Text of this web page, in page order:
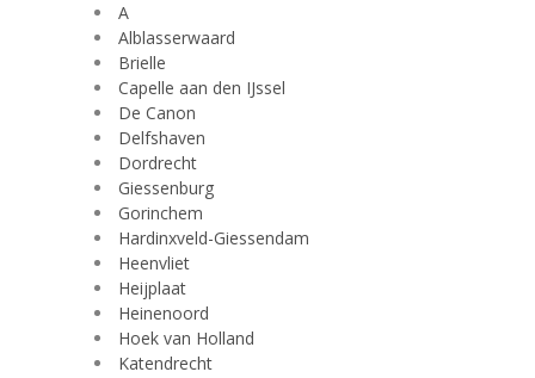
A
Alblasserwaard
Brielle
Capelle aan den IJssel
De Canon
Delfshaven
Dordrecht
Giessenburg
Gorinchem
Hardinxveld-Giessendam
Heenvliet
Heijplaat
Heinenoord
Hoek van Holland
Katendrecht